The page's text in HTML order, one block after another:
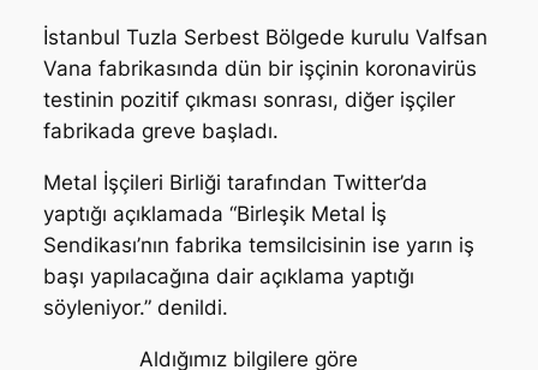
İstanbul Tuzla Serbest Bölgede kurulu Valfsan
Vana fabrikasında dün bir işçinin koronavirüs
testinin pozitif çıkması sonrası, diğer işçiler
fabrikada greve başladı.
Metal İşçileri Birliği tarafından Twitter’da
yaptığı açıklamada “Birleşik Metal İş
Sendikası’nın fabrika temsilcisinin ise yarın iş
başı yapılacağına dair açıklama yaptığı
söyleniyor.” denildi.
Aldığımız bilgilere göre